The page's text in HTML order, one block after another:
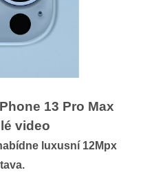
13 Pro Max
video
luxusní 12Mpx